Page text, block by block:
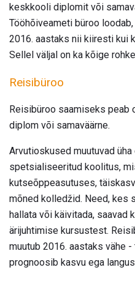
keskkooli diplomit või
Tööhõiveameti büroo
2016. aastaks nii kiiresti kui
Sellel väljal on ka kõige
Reisibüroo
Reisibüroo saamiseks peab
diplom või samaväärne.
Arvutioskused muutuvad
spetsialiseeritud koolitus,
kutseõppeasutuses,
mõned kolledžid. Need, kes
hallata või käivitada, saavad
ärijuhtimise kursustest.
muutub 2016. aastaks vähe
prognoosib kasvu ega